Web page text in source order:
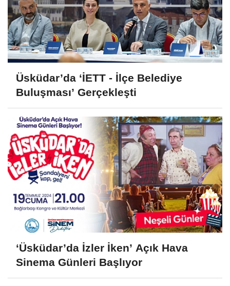
Üsküdar’da ‘İETT - İlçe Belediye
Buluşması’ Gerçekleşti
‘Üsküdar’da İzler İken’ Açık Hava
Sinema Günleri Başlıyor